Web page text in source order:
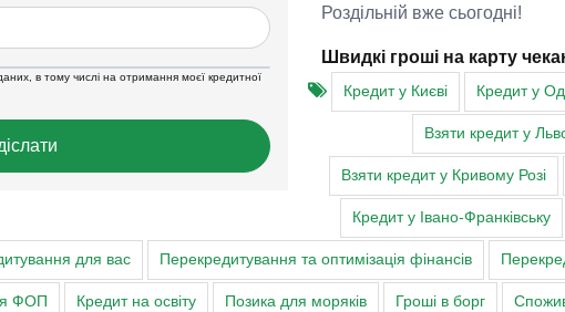
в тому числі на отримання моєї кредитної
Роздільній вже сьогодні!
Швидкі гроші на карту
Кредит у Києві Кредит у
Взяти кредит у
Взяти кредит у Кривому Розі
Кредит у Івано-Франківську
для вас Перекредитування та оптимізація фінансів
ФОП Кредит на освіту Позика для моряків Гроші в борг